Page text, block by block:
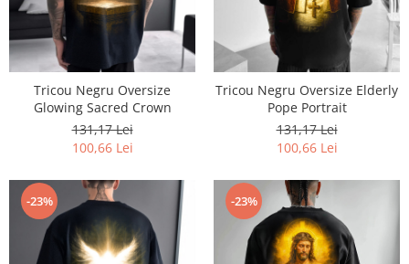
Tricou Negru Oversize
Glowing Sacred Crown
131,17 Lei
100,66 Lei
Tricou Negru Oversize Elderly
Pope Portrait
131,17 Lei
100,66 Lei
-23% -23%